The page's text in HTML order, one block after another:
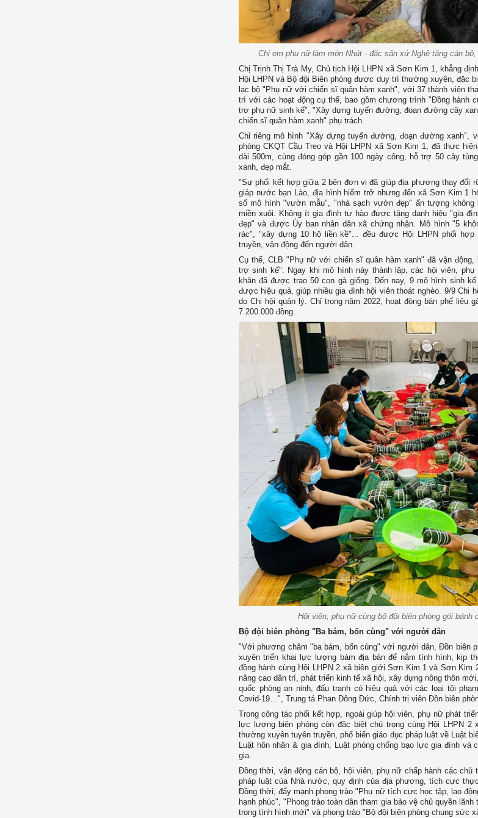
Chị em phụ nữ làm món Nhút - đặc sản xứ Nghệ tặng cán
Chị Trịnh Thị Trà My, Chủ tịch Hội LHPN xã Sơn Kim 1, khẳng định
Hội LHPN và Bộ đội Biên phòng được duy trì thường xuyên, đặc
lạc bộ "Phụ nữ với chiến sĩ quân hàm xanh", với 37 thành viên
trì với các hoạt động cụ thể, bao gồm chương trình "Đồng hành
trợ phụ nữ sinh kế", "Xây dựng tuyến đường, đoạn đường cây
chiến sĩ quân hàm xanh" phụ trách.
Chỉ riêng mô hình "Xây dựng tuyến đường, đoạn đường xanh",
phòng CKQT Cầu Treo và Hội LHPN xã Sơn Kim 1, đã thực
dài 500m, cùng đóng góp gần 100 ngày công, hỗ trợ 50 cây
xanh, đẹp mắt.
"Sự phối kết hợp giữa 2 bên đơn vị đã giúp địa phương thay đổi
giáp nước bạn Lào, địa hình hiểm trở nhưng đến xã Sơn Kim 1
số mô hình "vườn mẫu", "nhà sạch vườn đẹp" ấn tượng
miền xuôi. Không ít gia đình tự hào được tặng danh hiệu "gia
đẹp" và được Ủy ban nhân dân xã chứng nhận. Mô hình "5
rác", "xây dựng 10 hộ liền kề"... đều được Hội LHPN phối hợp
truyền, vận động đến người dân.
Cụ thể, CLB "Phụ nữ với chiến sĩ quân hàm xanh" đã vận
trợ sinh kế". Ngay khi mô hình này thành lập, các hội viên, phụ
khăn đã được trao 50 con gà giống. Đến nay, 9 mô hình sinh
được hiệu quả, giúp nhiều gia đình hội viên thoát nghèo. 9/9 Chi
do Chi hội quản lý. Chỉ trong năm 2022, hoạt động bán phế liệu
7.200.000 đồng.
Hội viên, phụ nữ cùng bộ đội biên phòng gói bánh
Bộ đội biên phòng "Ba bám, bốn cùng" với người dân
"Với phương châm "ba bám, bốn cùng" với người dân, Đồn biên
xuyên triển khai lực lượng bám địa bàn để nắm tình hình, kịp
đồng hành cùng Hội LHPN 2 xã biên giới Sơn Kim 1 và Sơn Kim
nâng cao dân trí, phát triển kinh tế xã hội, xây dựng nông thôn
quốc phòng an ninh, đấu tranh có hiệu quả với các loại tội
Covid-19…", Trung tá Phan Đông Đức, Chính trị viên Đồn biên
Trong công tác phối kết hợp, ngoài giúp hội viên, phụ nữ phát
lực lượng biên phòng còn đặc biệt chú trọng cùng Hội LHPN
thường xuyên tuyên truyền, phổ biến giáo dục pháp luật về Luật
Luật hôn nhân & gia đình, Luật phòng chống bạo lực gia đình và
gia.
Đồng thời, vận động cán bộ, hội viên, phụ nữ chấp hành các
pháp luật của Nhà nước, quy định của địa phương, tích cực
Đồng thời, đẩy mạnh phong trào "Phụ nữ tích cực học tập, lao
hạnh phúc", "Phong trào toàn dân tham gia bảo vệ chủ quyền
trong tình hình mới" và phong trào "Bộ đội biên phòng chung sức